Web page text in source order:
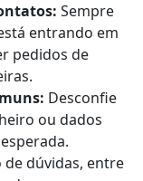
Sempre
entrando em
pedidos de
Desconfie
ou dados
de dúvidas, entre